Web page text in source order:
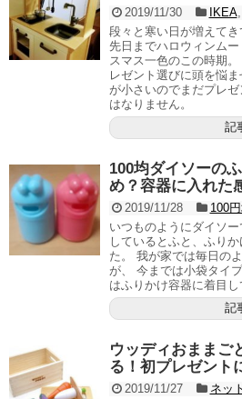
2019/11/30 IKEA,
段々と寒い日が増えて
先日までハロウィンム
スマス一色のこの時期
レゼント選びに頭を悩
が小さいのでまだプレ
はなりません。
記
100均ダイソーの
め？容器に入れた
2019/11/28 100
いつものようにダイソ
しているとふと、ふり
た。 我が家では毎日の
が、 今までは小袋タイ
はふりかけ容器に着目し
記
ウッディおままご
る！初プレゼント
2019/11/27 ネット